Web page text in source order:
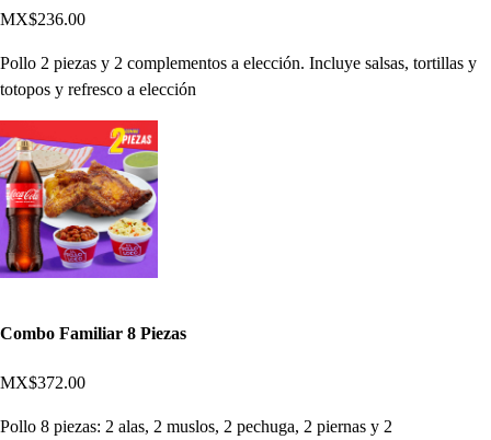
MX$236.00
Pollo 2 piezas y 2 complementos a elección. Incluye salsas, tortillas y
totopos y refresco a elección
Combo Familiar 8 Piezas
MX$372.00
Pollo 8 piezas: 2 alas, 2 muslos, 2 pechuga, 2 piernas y 2